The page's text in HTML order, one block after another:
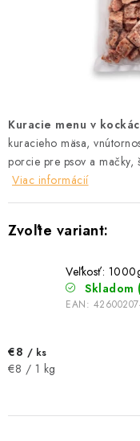
Vernostný program a
Reklamačný poriadok
Kuracie menu v
kuracieho mäsa,
porcie pre psov a mačky,
Viac informácií
Veľkosť:
Skladom
EAN:
€8 / ks
Jednotková
€8 / 1 kg